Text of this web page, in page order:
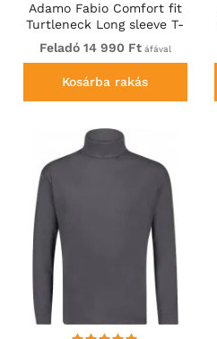
Adamo Fabio Comfort fit
Turtleneck Long sleeve T-
shirt Black
Feladó 14 990 Ftáfával
Kosárba rakás